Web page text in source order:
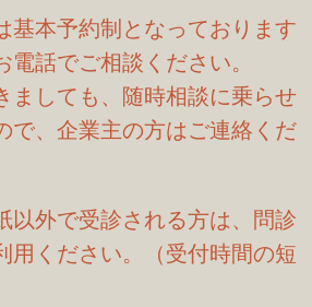
基本予約制となっております
電話でご相談ください。
ましても、随時相談に乗らせ
で、企業主の方はご連絡くだ
以外で受診される方は、問診
用ください。（受付時間の短